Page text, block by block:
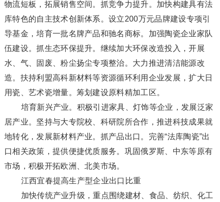
物流短板，拓展销售空间。抓竞争力提升。加快构建具有法
库特色的自主技术创新体系。设立200万元品牌建设专项引
导基金，培育一批名牌产品和驰名商标。加强陶瓷企业家队
伍建设。抓生态环保提升。继续加大环保改造投入，开展
水、气、固废、粉尘扬尘专项整治。大力推进清洁能源改
造。扶持利盟高科新材料等资源循环利用企业发展，扩大日
用瓷、艺术瓷增量。筹划建设原料精加工区。
培育新兴产业。积极引进家具、灯饰等企业，发展泛家
居产业。坚持与大专院校、科研院所合作，推进科技成果就
地转化，发展新材料产业。抓产品出口。完善“法库陶瓷”出
口相关政策，提供便捷优质服务。巩固俄罗斯、中东等原有
市场，积极开拓欧洲、北美市场。
江西宜春提高生产型企业出口比重
加快传统产业升级，重点围绕建材、食品、纺织、化工